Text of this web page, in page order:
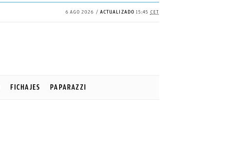
6 AGO 2026 ACTUALIZADO 15:45 CET
FICHAJES PAPARAZZI